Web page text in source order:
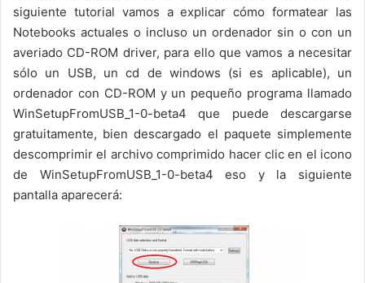
siguiente tutorial vamos a explicar cómo formatear las
Notebooks actuales o incluso un ordenador sin o con un
averiado CD-ROM driver, para ello que vamos a necesitar
sólo un USB, un cd de windows (si es aplicable), un
ordenador con CD-ROM y un pequeño programa llamado
WinSetupFromUSB_1-0-beta4 que puede descargarse
gratuitamente, bien descargado el paquete simplemente
descomprimir el archivo comprimido hacer clic en el icono
de WinSetupFromUSB_1-0-beta4 eso y la siguiente
pantalla aparecerá: